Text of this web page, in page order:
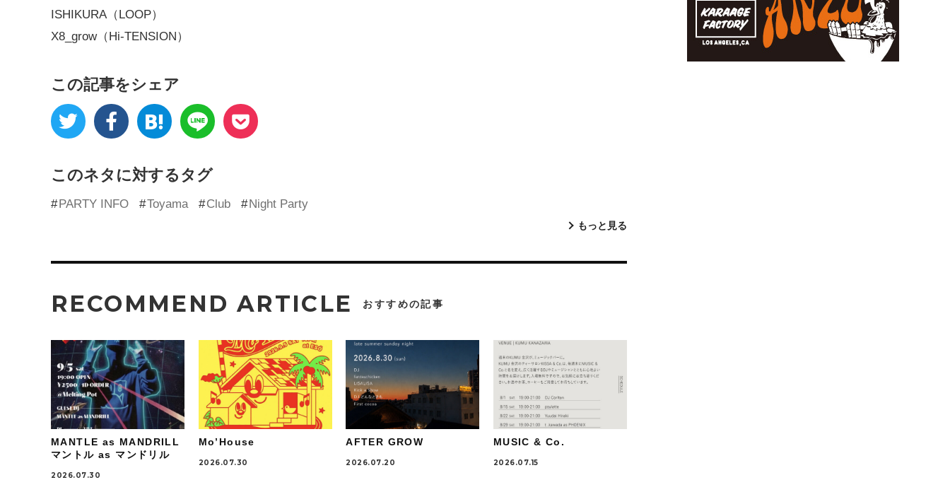
ISHIKURA（LOOP）
X8_grow（Hi-TENSION）
この記事をシェア
このネタに対するタグ
PARTY INFO Toyama Club Night Party
もっと見る
RECOMMEND ARTICLE おすすめの記事
MANTLE as MANDRILL
マントル as マンドリル
2026.07.30
Mo’House
2026.07.30
AFTER GROW
2026.07.20
MUSIC & Co.
2026.07.15